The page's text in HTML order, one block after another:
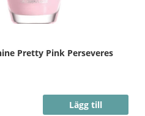
Pretty Pink Perseveres
Lägg till